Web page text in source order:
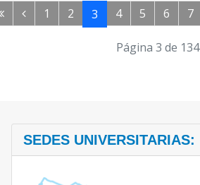
1 2 3 4 5 6 7
Página 3 de 134
SEDES UNIVERSITARIAS: